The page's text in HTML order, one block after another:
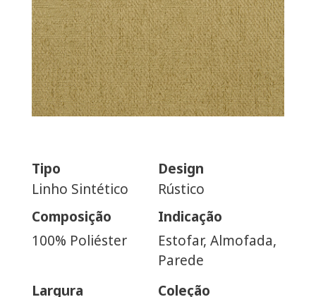
Tipo
Linho Sintético
Design
Rústico
Composição
100% Poliéster
Indicação
Estofar, Almofada,
Parede
Largura
Coleção